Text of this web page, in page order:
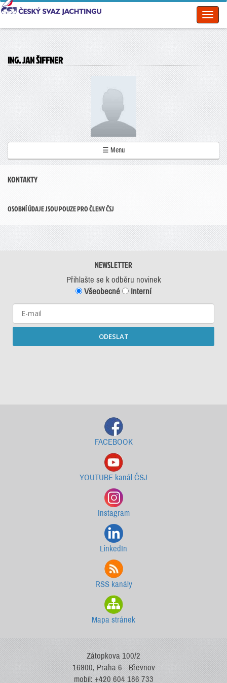
ING. JAN ŠIFFNER
☰ Menu
KONTAKTY
OSOBNÍ ÚDAJE JSOU POUZE PRO ČLENY ČSJ
NEWSLETTER
Přihlašte se k odběru novinek
Všeobecné
Interní
ODESLAT
FACEBOOK
YOUTUBE kanál ČSJ
Instagram
LinkedIn
RSS kanály
Mapa stránek
Zátopkova 100/2
16900, Praha 6 - Břevnov
mobil: +420 604 186 733